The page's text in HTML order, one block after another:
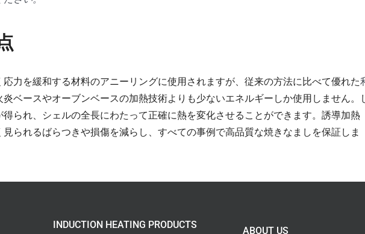
力を緩和する材料のアニーリングに使用されますが、従来の方法に比べて優れた
ベースやオーブンベースの加熱技術よりも少ないエネルギーしか使用しません。
られ、シェルの全長にわたって正確に熱を変化させることができます。誘導加熱
られるばらつきや損傷を減らし、すべての事例で高品質な焼きなましを保証しま
INDUCTION HEATING PRODUCTS
ABOUT US